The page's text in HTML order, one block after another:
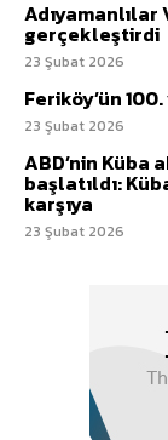
Adıyamanlılar
gerçekleştirdi
23 Şubat 2026
Feriköy’ün
23 Şubat 2026
ABD’nin Küba
başlatıldı:
karşıya
23 Şubat 2026